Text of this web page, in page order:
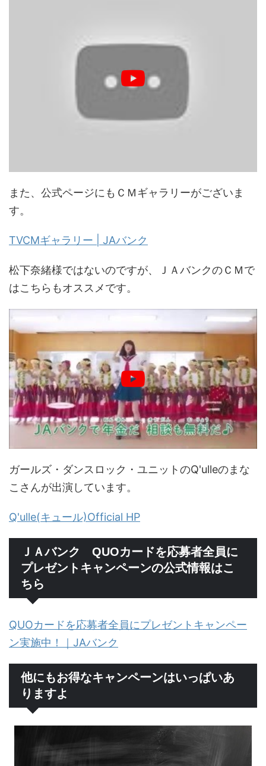
また、公式ページにもＣＭギャラリーがございま
す。
TVCMギャラリー | JAバンク
松下奈緒様ではないのですが、ＪＡバンクのＣＭで
はこちらもオススメです。
ガールズ・ダンスロック・ユニットのQ'ulleのまな
こさんが出演しています。
Q'ulle(キュール)Official HP
ＪＡバンク QUOカードを応募者全員に
プレゼントキャンペーンの公式情報はこ
ちら
QUOカードを応募者全員にプレゼントキャンペー
ン実施中！｜JAバンク
他にもお得なキャンペーンはいっぱいあ
りますよ